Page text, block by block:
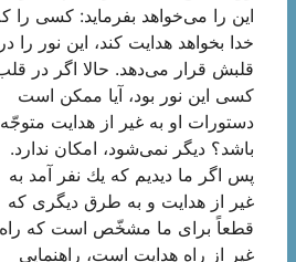
این را می‌خواهد بفرماید: كسی را كه
خدا بخواهد هدایت كند، این نور را در
قلبش قرار می‌دهد. حالا اگر در قلب
كسی این نور بود، آیا ممكن است
دستورات او به غیر از هدایت متوجّه
باشد؟ دیگر نمی‌شود، امكان ندارد.
پس اگر ما دیدیم كه یك نفر آمد به
غیر از هدایت و به طرق دیگری كه
قطعاً برای ما مشخّص است كه راه،
غیر از راه هدایت است، راهنمایی